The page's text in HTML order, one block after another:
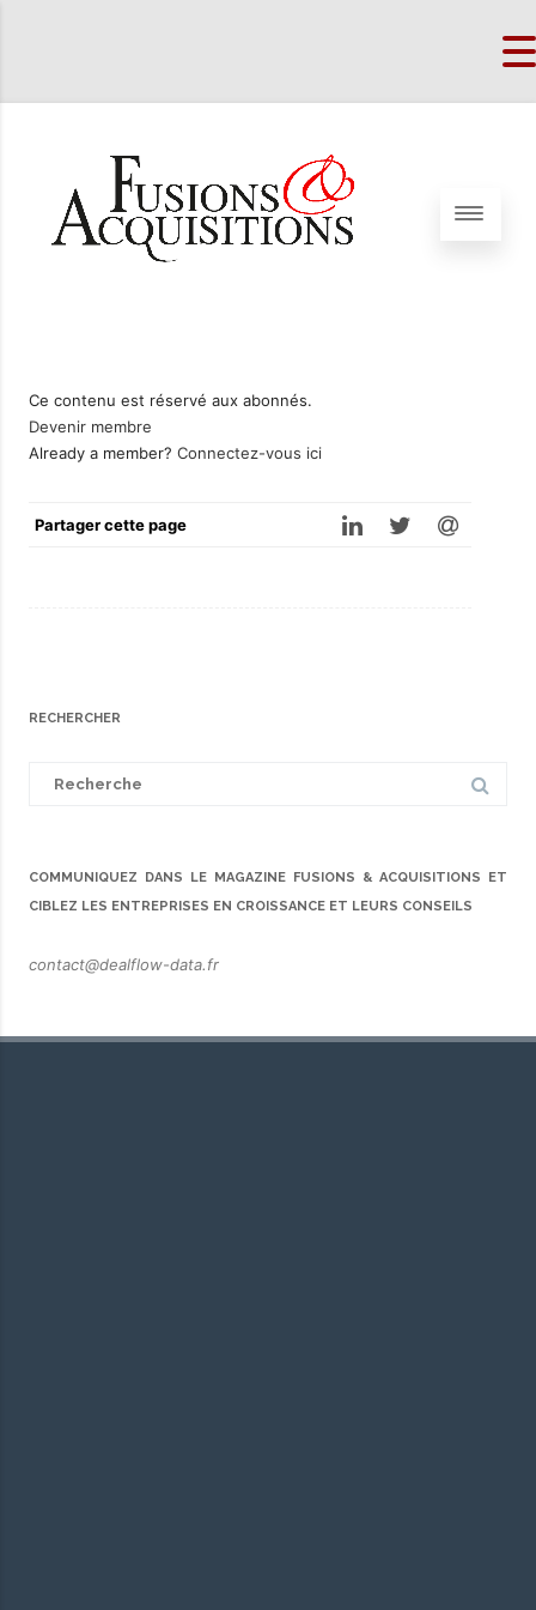
Ce contenu est réservé aux abonnés.
Devenir membre
Already a member? Connectez-vous ici
Partager cette page
RECHERCHER
COMMUNIQUEZ DANS LE MAGAZINE FUSIONS & ACQUISITIONS ET
CIBLEZ LES ENTREPRISES EN CROISSANCE ET LEURS CONSEILS
contact@dealflow-data.fr